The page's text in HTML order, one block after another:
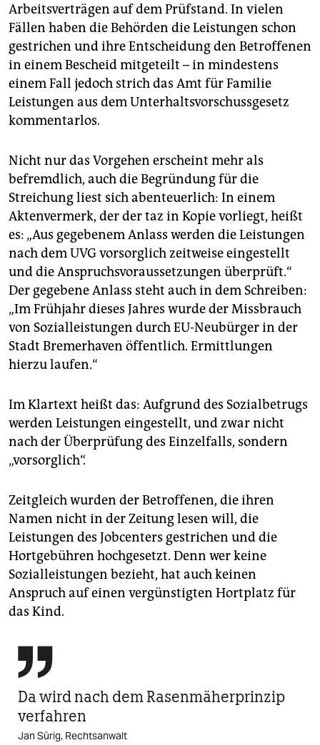
Arbeitsverträgen auf dem Prüfstand. In vielen
Fällen haben die Behörden die Leistungen schon
gestrichen und ihre Entscheidung den Betroffenen
in einem Bescheid mitgeteilt – in mindestens
einem Fall jedoch strich das Amt für Familie
Leistungen aus dem Unterhaltsvorschussgesetz
kommentarlos.
Nicht nur das Vorgehen erscheint mehr als
befremdlich, auch die Begründung für die
Streichung liest sich abenteuerlich: In einem
Aktenvermerk, der der taz in Kopie vorliegt, heißt
es: „Aus gegebenem Anlass werden die Leistungen
nach dem UVG vorsorglich zeitweise eingestellt
und die Anspruchsvoraussetzungen überprüft.“
Der gegebene Anlass steht auch in dem Schreiben:
„Im Frühjahr dieses Jahres wurde der Missbrauch
von Sozialleistungen durch EU-Neubürger in der
Stadt Bremerhaven öffentlich. Ermittlungen
hierzu laufen.“
Im Klartext heißt das: Aufgrund des Sozialbetrugs
werden Leistungen eingestellt, und zwar nicht
nach der Überprüfung des Einzelfalls, sondern
„vorsorglich“.
Zeitgleich wurden der Betroffenen, die ihren
Namen nicht in der Zeitung lesen will, die
Leistungen des Jobcenters gestrichen und die
Hortgebühren hochgesetzt. Denn wer keine
Sozialleistungen bezieht, hat auch keinen
Anspruch auf einen vergünstigten Hortplatz für
das Kind.

Da wird nach dem Rasenmäherprinzip
verfahren
Jan Sürig, Rechtsanwalt